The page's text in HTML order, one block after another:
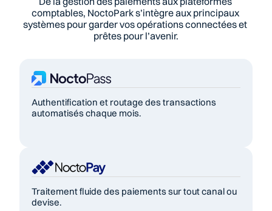
comptables, NoctoPark s’intègre aux principaux
systèmes pour garder vos opérations connectées et
prêtes pour l’avenir.
Authentification et routage des transactions
automatisés chaque mois.
Traitement fluide des paiements sur tout canal ou
devise.